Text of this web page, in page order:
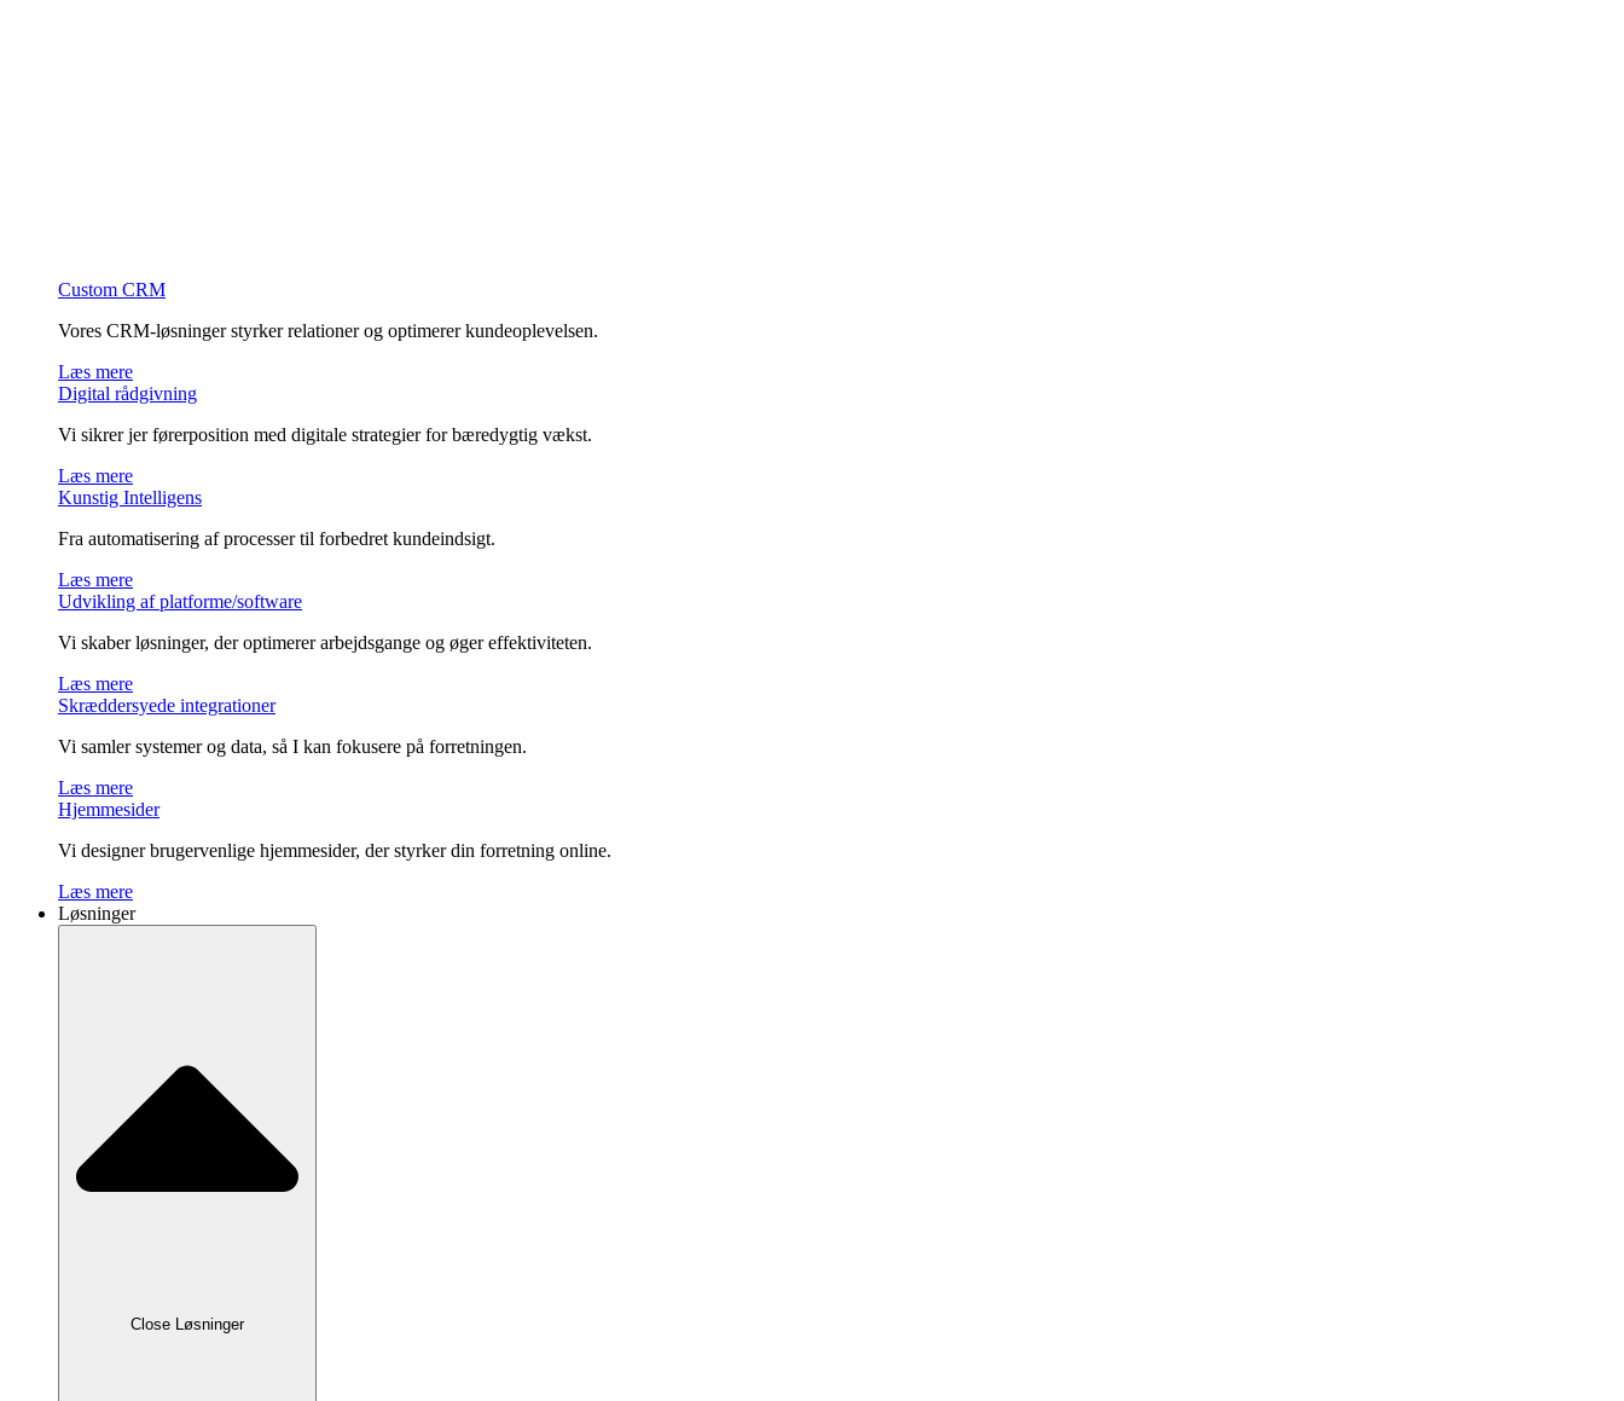
Custom CRM
Vores CRM-løsninger styrker relationer og optimerer kundeoplevelsen.
Læs mere
Digital rådgivning
Vi sikrer jer førerposition med digitale strategier for bæredygtig vækst.
Læs mere
Kunstig Intelligens
Fra automatisering af processer til forbedret kundeindsigt.
Læs mere
Udvikling af platforme/software
Vi skaber løsninger, der optimerer arbejdsgange og øger effektiviteten.
Læs mere
Skræddersyede integrationer
Vi samler systemer og data, så I kan fokusere på forretningen.
Læs mere
Hjemmesider
Vi designer brugervenlige hjemmesider, der styrker din forretning online.
Læs mere
Løsninger
Close Løsninger